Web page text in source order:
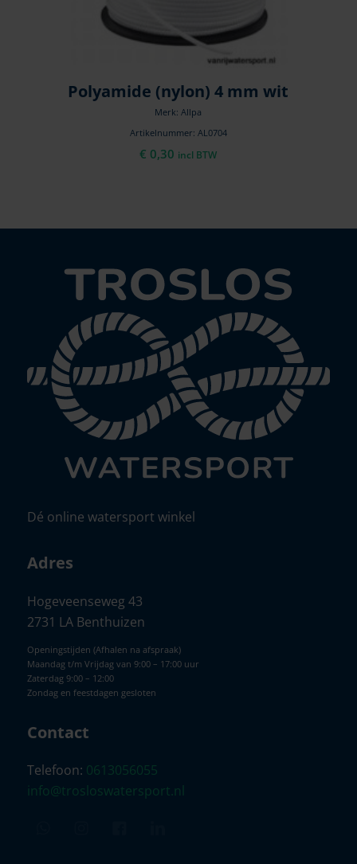
Polyamide (nylon) 4 mm wit
Merk: Allpa
Artikelnummer: AL0704
€ 0,30 incl BTW
Dé online watersport winkel
Adres
Hogeveenseweg 43
2731 LA Benthuizen
Openingstijden (Afhalen na afspraak)
Maandag t/m Vrijdag van 9:00 – 17:00 uur
Zaterdag 9:00 – 12:00
Zondag en feestdagen gesloten
Contact
Telefoon: 0613056055
info@trosloswatersport.nl